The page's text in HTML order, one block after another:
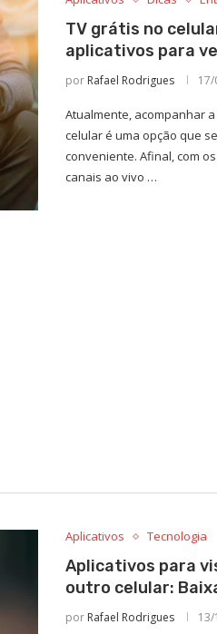
TV grátis no
aplicativos para
por Rafael Rodrigues
Atualmente, acompanhar
celular é uma opção que
conveniente. Afinal, com
canais ao vivo …
Aplicativos Tecnologia
Aplicativos para
outro celular:
por Rafael Rodrigues